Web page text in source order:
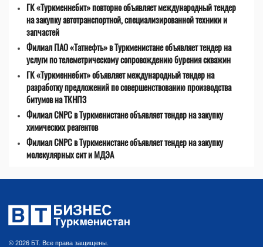
ГК «Туркменнебит» повторно объявляет международный тендер
на закупку автотранспортной, специализированной техники и
запчастей
Филиал ПАО «Татнефть» в Туркменистане объявляет тендер на
услуги по телеметрическому сопровождению бурения скважин
ГК «Туркменнебит» объявляет международный тендер на
разработку предложений по совершенствованию производства
битумов на ТКНПЗ
Филиал CNPC в Туркменистане объявляет тендер на закупку
химических реагентов
Филиал CNPC в Туркменистане объявляет тендер на закупку
молекулярных сит и МДЭА
© 2026 БТ. Все права защищены.